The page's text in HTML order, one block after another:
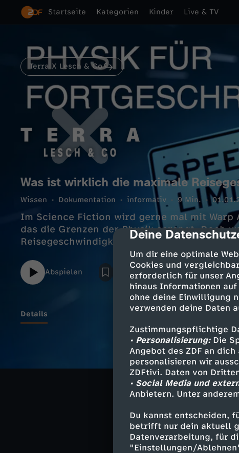
cmp-dialog-
Deine
Um dir eine optimale
Cookies und
erforderlich für unser
hinaus Informationen
ohne deine Einwilligung
verwenden deine Daten
Zustimmungspflichtige
• Personalisierung:Die
Angebot des ZDF an
personalisieren wir
ZDFtivi. Daten von
• Social Media und
Anbietern. Unter
Du kannst entscheiden,
betrifft nur dein aktuell
Datenverarbeitung, für
"Einstellungen/
Startseite Kategorien Kinder Live & TV
Terra X Lesch & Co
Was ist wirklich die maximale
Wissen Dokumentation informativ 9 Min.
Im Science Fiction wird gerne mal mit Warp Antrieb geflogen, auch wenn
das die Grenzen der Physik sprengt. Doch was ist wirklich die maximale
Reisegeschwindigkeit im Universum?
Abspielen
Details
Die erste
Grenze auf, die
im Universum,
Ähnliche